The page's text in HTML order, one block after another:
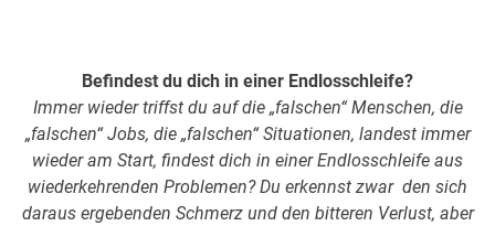
Befindest du dich in einer Endlosschleife?
Immer wieder triffst du auf die „falschen“ Menschen, die
„falschen“ Jobs, die „falschen“ Situationen, landest immer
wieder am Start, findest dich in einer Endlosschleife aus
wiederkehrenden Problemen? Du erkennst zwar den sich
daraus ergebenden Schmerz und den bitteren Verlust, aber